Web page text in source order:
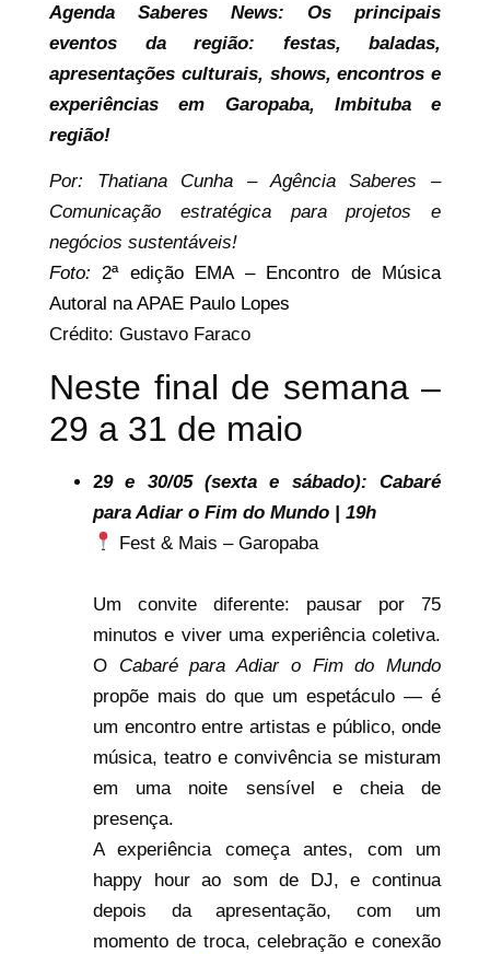
Agenda
Saberes News: Os principais
eventos da região: festas, baladas,
apresentações culturais, shows, encontros e
experiências em Garopaba, Imbituba e
região!
Por: Thatiana Cunha – Agência Saberes –
Comunicação estratégica para projetos e
negócios sustentáveis!
Foto:2ª edição EMA – Encontro de Música
Autoral na APAE Paulo Lopes
Crédito: Gustavo Faraco
Neste final de semana –
29 a 31 de maio
29 e 30/05 (sexta e sábado): Cabaré
para Adiar o Fim do Mundo | 19h
Fest & Mais – Garopaba
Um convite diferente: pausar por 75
minutos e viver uma experiência coletiva.
O Cabaré para Adiar o Fim do Mundo
propõe mais do que um espetáculo — é
um encontro entre artistas e público, onde
música, teatro e convivência se misturam
em uma noite sensível e cheia de
presença.
A experiência começa antes, com um
happy hour ao som de DJ, e continua
depois da apresentação, com um
momento de troca, celebração e conexão